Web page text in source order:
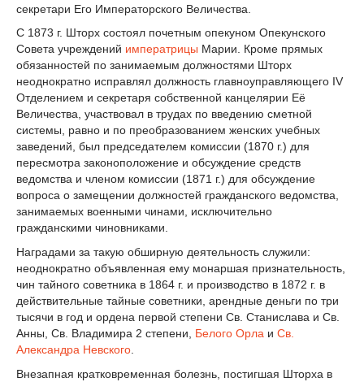
секретари Его Императорского Величества.
С 1873 г. Шторх состоял почетным опекуном Опекунского
Совета учреждений императрицы Марии. Кроме прямых
обязанностей по занимаемым должностями Шторх
неоднократно исправлял должность главноуправляющего IV
Отделением и секретаря собственной канцелярии Её
Величества, участвовал в трудах по введению сметной
системы, равно и по преобразованием женских учебных
заведений, был председателем комиссии (1870 г.) для
пересмотра законоположение и обсуждение средств
ведомства и членом комиссии (1871 г.) для обсуждение
вопроса о замещении должностей гражданского ведомства,
занимаемых военными чинами, исключительно
гражданскими чиновниками.
Наградами за такую обширную деятельность служили:
неоднократно объявленная ему монаршая признательность,
чин тайного советника в 1864 г. и производство в 1872 г. в
действительные тайные советники, арендные деньги по три
тысячи в год и ордена первой степени Св. Станислава и Св.
Анны, Св. Владимира 2 степени, Белого Орла и Св.
Александра Невского
Внезапная кратковременная болезнь, постигшая Шторха в